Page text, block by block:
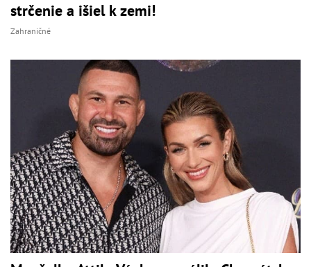
strčenie a išiel k zemi!
Zahraničné